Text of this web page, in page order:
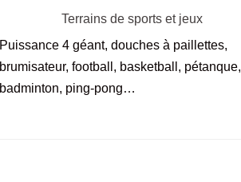
Terrains de sports et jeux
Puissance 4 géant, douches à paillettes,
brumisateur, football, basketball, pétanque,
badminton, ping-pong…